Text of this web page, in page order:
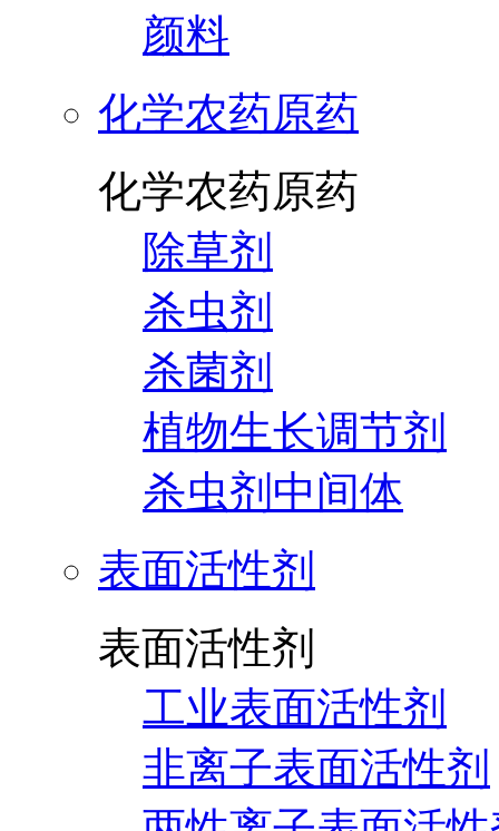
颜料
化学农药原药
化学农药原药
除草剂
杀虫剂
杀菌剂
植物生长调节剂
杀虫剂中间体
表面活性剂
表面活性剂
工业表面活性剂
非离子表面活性剂